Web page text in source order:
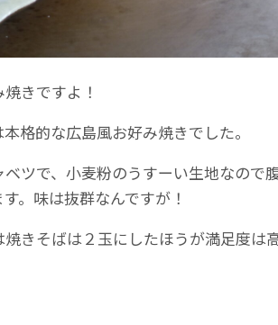
きですよ！
格的な広島風お好み焼きでした。
ツで、小麦粉のうすーい生地なので
。味は抜群なんですが！
きそばは２玉にしたほうが満足度は